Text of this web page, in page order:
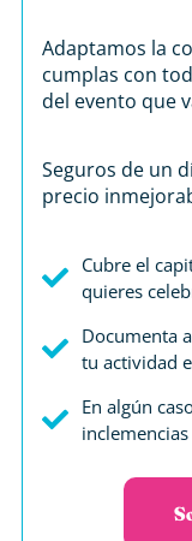
Adaptamos la
cumplas con
del evento que
Seguros de un
precio
Cubre el
quieres
Documenta
tu actividad
En algún